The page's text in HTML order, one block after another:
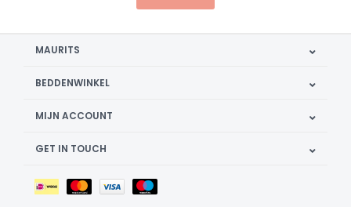
MAURITS
BEDDENWINKEL
MIJN ACCOUNT
GET IN TOUCH